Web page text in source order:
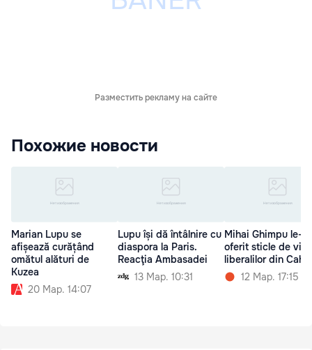
Разместить рекламу на сайте
Похожие новости
Marian Lupu se
afișează curățând
omătul alături de
Kuzea
20 Мар. 14:07
Lupu își dă întâlnire cu
diaspora la Paris.
Reacţia Ambasadei
13 Мар. 10:31
Mihai Ghimpu le-a
oferit sticle de vin
liberalilor din Cahul
12 Мар. 17:15